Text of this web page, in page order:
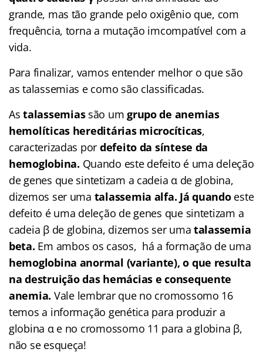
grande, mas tão grande pelo oxigênio que, com
frequência, torna a mutação imcompatível com a
vida.
Para finalizar, vamos entender melhor o que são
as talassemias e como são classificadas.
Astalassemiassão umgrupo de anemias
hemolíticas hereditárias microcíticas,
caracterizadas por defeito da síntese da
hemoglobina. Quando este defeito é uma deleção
de genes que sintetizam a cadeia α de globina,
dizemos ser uma talassemia alfa. Já quando este
defeito é uma deleção de genes que sintetizam a
cadeia β de globina, dizemos ser umatalassemia
beta. Em ambos os casos, há a formação de uma
hemoglobina anormal (variante), o que resulta
na destruição das hemácias e consequente
anemia. Vale lembrar que no cromossomo 16
temos a informação genética para produzir a
globina α e no cromossomo 11 para a globina β,
não se esqueça!